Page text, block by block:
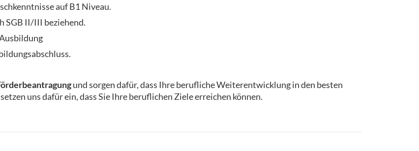
auf B1 Niveau.
SGB II/III beziehend.
und sorgen dafür, dass Ihre berufliche Weiterentwicklung in den besten
uns dafür ein, dass Sie Ihre beruflichen Ziele erreichen können.